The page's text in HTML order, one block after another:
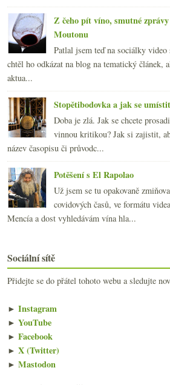
Z čeho pít víno, smutné
Moutonu
Patlal jsem teď na sociálky
chtěl ho odkázat na blog na tematický
aktua...
Stopětibodovka a jak se
Doba je zlá. Jak se chcete
vinnou kritikou? Jak si zajistit,
název časopisu či průvodc...
Potěšení s El Rapolao
Už jsem se tu opakovaně
covidových časů, ve formátu
Mencía a dost vyhledávám vína hla...
Sociální sítě
Přidejte se do přátel tohoto webu a sledujte
► Instagram
► YouTube
► Facebook
► X (Twitter)
► Mastodon